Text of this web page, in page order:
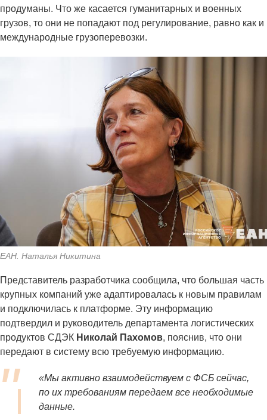
продуманы. Что же касается гуманитарных и военных
грузов, то они не попадают под регулирование, равно как и
международные грузоперевозки.
ЕАН. Наталья Никитина
Представитель разработчика сообщила, что большая часть
крупных компаний уже адаптировалась к новым правилам
и подключилась к платформе. Эту информацию
подтвердил и руководитель департамента логистических
продуктов СДЭК Николай Пахомов, пояснив, что они
передают в систему всю требуемую информацию.
«Мы активно взаимодействуем с ФСБ сейчас,
по их требованиям передаем все необходимые
данные.